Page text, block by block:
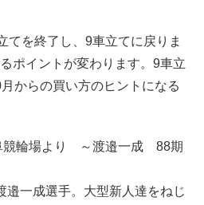
てを終了し、9車立てに戻りま
ポイントが変わります。9車立
からの買い方のヒントになる
輪場より ～渡邉一成 88期
邉一成選手。大型新人達をねじ